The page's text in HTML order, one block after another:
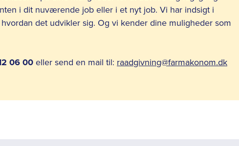
i dit nuværende job eller i et nyt job. Vi har indsigt i
det udvikler sig. Og vi kender dine muligheder som
06 00 eller send en mail til: raadgivning@farmakonom.dk